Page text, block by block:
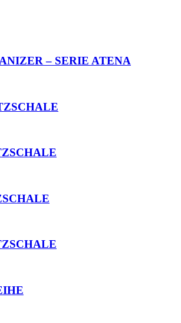
– SERIE ATENA